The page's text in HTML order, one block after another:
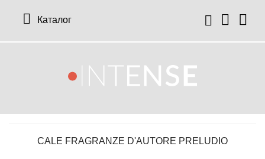
Каталог
CALE FRAGRANZE D'AUTORE PRELUDIO
12 Parfumeurs Francais
19-69
27 87 Perfumes
Отзывы
Доставка
История заказов
Рассылка новостей